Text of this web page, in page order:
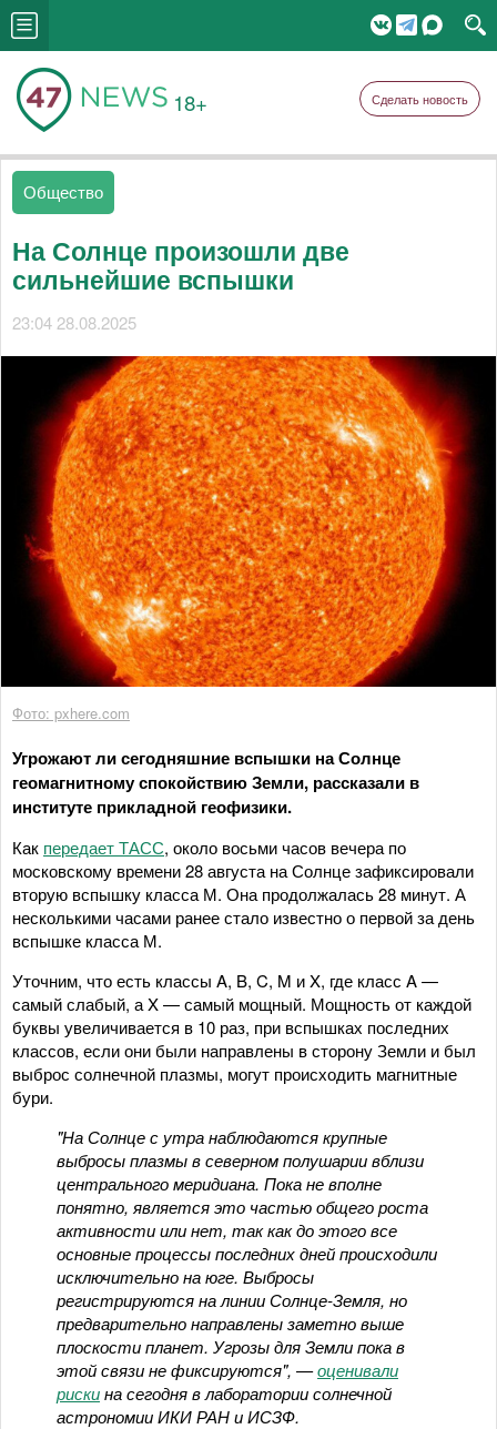
18+ Сделать новость
Общество
На Солнце произошли две
сильнейшие вспышки
23:04 28.08.2025
Фото: pxhere.com
Угрожают ли сегодняшние вспышки на Солнце
геомагнитному спокойствию Земли, рассказали в
институте прикладной геофизики.
Как передает ТАСС, около восьми часов вечера по
московскому времени 28 августа на Солнце зафиксировали
вторую вспышку класса М. Она продолжалась 28 минут. А
несколькими часами ранее стало известно о первой за день
вспышке класса М.
Уточним, что есть классы A, B, C, M и X, где класс A —
самый слабый, а X — самый мощный. Мощность от каждой
буквы увеличивается в 10 раз, при вспышках последних
классов, если они были направлены в сторону Земли и был
выброс солнечной плазмы, могут происходить магнитные
бури.
"На Солнце с утра наблюдаются крупные
выбросы плазмы в северном полушарии вблизи
центрального меридиана. Пока не вполне
понятно, является это частью общего роста
активности или нет, так как до этого все
основные процессы последних дней происходили
исключительно на юге. Выбросы
регистрируются на линии Солнце-Земля, но
предварительно направлены заметно выше
плоскости планет. Угрозы для Земли пока в
этой связи не фиксируются", —оценивали
рискина сегодня в лаборатории солнечной
астрономии ИКИ РАН и ИСЗФ.